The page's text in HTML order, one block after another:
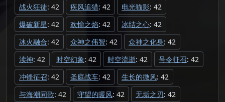
战火狂徒: 42 疾风追猎: 42 电光猫影: 42
爆破新星: 42 欢愉之焰: 42 冰结之心: 42
冰火融合: 42 众神之伟智: 42 众神之化身: 42
渎神: 42 时空幻象: 42 时空流逝: 42 号令征召: 42
冲锋征召: 42 圣庭战车: 42 生长的微风: 42
与海潮同歌: 42 守望的暖风: 42 无垢之刃: 42